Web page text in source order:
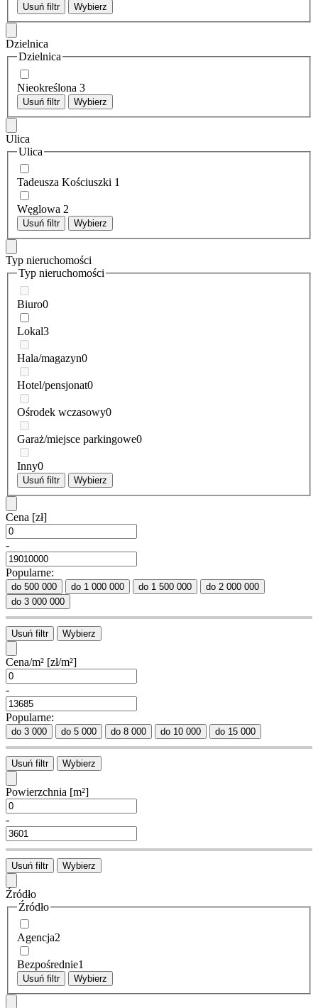
Usuń filtr Wybierz
Dzielnica
Dzielnica
Nieokreślona 3
Usuń filtr Wybierz
Ulica
Ulica
Tadeusza Kościuszki 1
Węglowa 2
Usuń filtr Wybierz
Typ nieruchomości
Typ nieruchomości
Biuro0
Lokal3
Hala/magazyn0
Hotel/pensjonat0
Ośrodek wczasowy0
Garaż/miejsce parkingowe0
Inny0
Usuń filtr Wybierz
Cena [zł]
-
Popularne:
do 500 000 do 1 000 000 do 1 500 000
do 2 000 000
do 3 000 000
Usuń filtr Wybierz
Cena/m² [zł/m²]
-
Popularne:
do 3 000 do 5 000 do 8 000 do 10 000 do 15 000
Usuń filtr Wybierz
Powierzchnia [m²]
-
Usuń filtr Wybierz
Źródło
Źródło
Agencja2
Bezpośrednie1
Usuń filtr Wybierz